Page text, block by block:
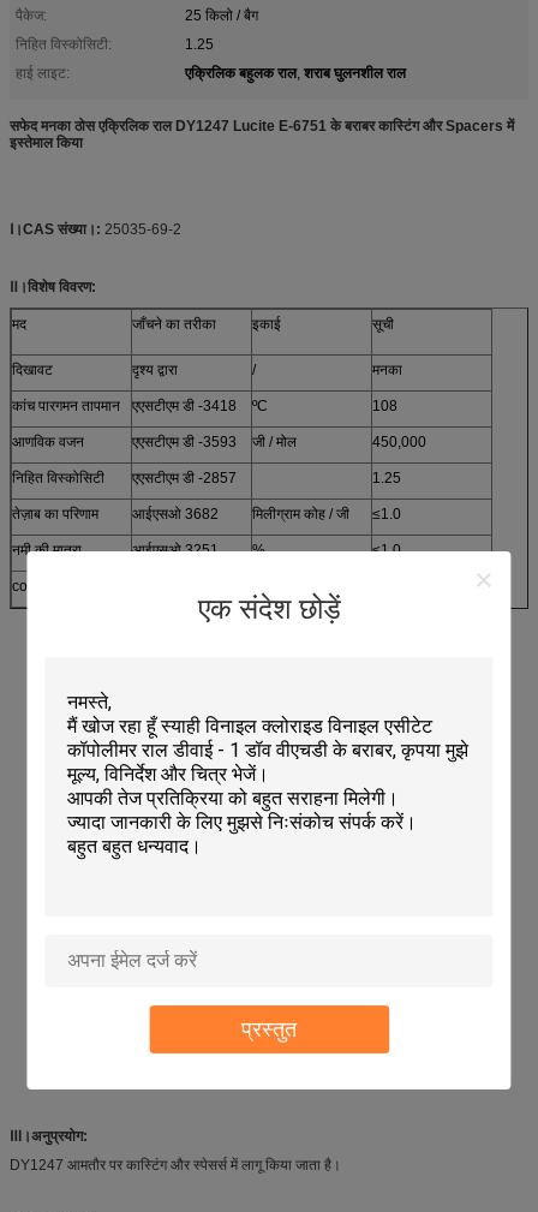
एक संदेश छोड़ें
प्रस्तुत
पैकेज:
25 किलो / बैग
निहित विस्कोसिटी:
1.25
हाई लाइट:
एक्रिलिक बहुलक राल, शराब घुलनशील राल
सफेद मनका ठोस एक्रिलिक राल DY1247 Lucite E-6751 के बराबर कास्टिंग और Spacers में
इस्तेमाल किया
Ⅰ।CAS संख्या।: 25035-69-2
Ⅱ।विशेष विवरण:
मद जाँचने का तरीका इकाई सूची
दिखावट दृश्य द्वारा / मनका
कांच पारगमन तापमान एएसटीएम डी -3418 ºC 108
आणविक वजन एएसटीएम डी -3593 जी / मोल 450,000
निहित विस्कोसिटी एएसटीएम डी -2857 1.25
तेज़ाब का परिणाम आईएसओ 3682 मिलीग्राम कोह / जी ≤1.0
नमी की मात्रा आईएसओ 3251 % ≤1.0
countertype
Ⅲ।अनुप्रयोग:
DY1247 आमतौर पर कास्टिंग और स्पेसर्स में लागू किया जाता है।